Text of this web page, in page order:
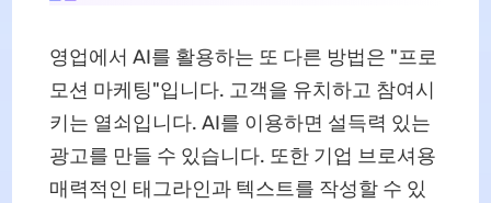
영업에서 AI를 활용하는 또 다른 방법은 "프로
모션 마케팅"입니다. 고객을 유치하고 참여시
키는 열쇠입니다. AI를 이용하면 설득력 있는
광고를 만들 수 있습니다. 또한 기업 브로셔용
매력적인 태그라인과 텍스트를 작성할 수 있